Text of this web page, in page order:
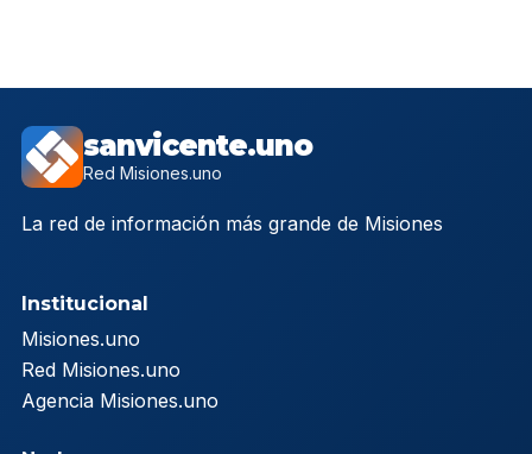
sanvicente.uno
Red Misiones.uno
La red de información más grande de Misiones
Institucional
Misiones.uno
Red Misiones.uno
Agencia Misiones.uno